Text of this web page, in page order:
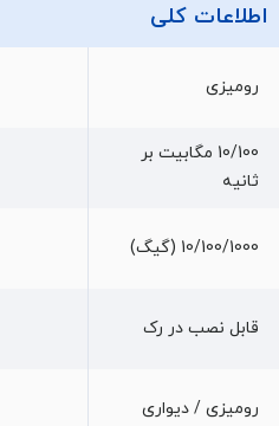
اطلاعات کلی
رومیزی
10/100 مگابیت بر
ثانیه
10/100/1000 (گیگ)
قابل نصب در رک
رومیزی / دیواری